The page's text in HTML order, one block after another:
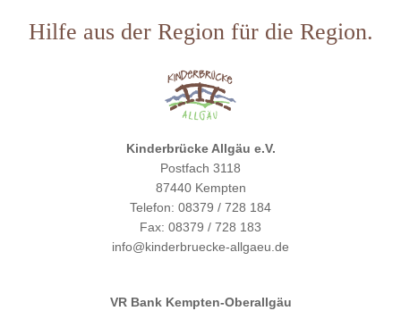
Hilfe aus der Region für die Region.
Kinderbrücke Allgäu e.V.
Postfach 3118
87440 Kempten
Telefon: 08379 / 728 184
Fax: 08379 / 728 183
info@kinderbruecke-allgaeu.de
VR Bank Kempten-Oberallgäu